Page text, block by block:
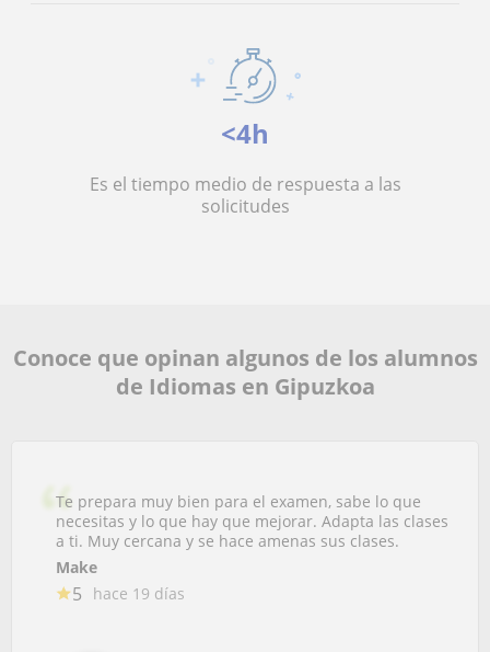
<4h
Es el tiempo medio de respuesta a las
solicitudes
Conoce que opinan algunos de los alumnos
de Idiomas en Gipuzkoa
Te prepara muy bien para el examen, sabe lo que
necesitas y lo que hay que mejorar. Adapta las clases
a ti. Muy cercana y se hace amenas sus clases.
Make
5 hace 19 días